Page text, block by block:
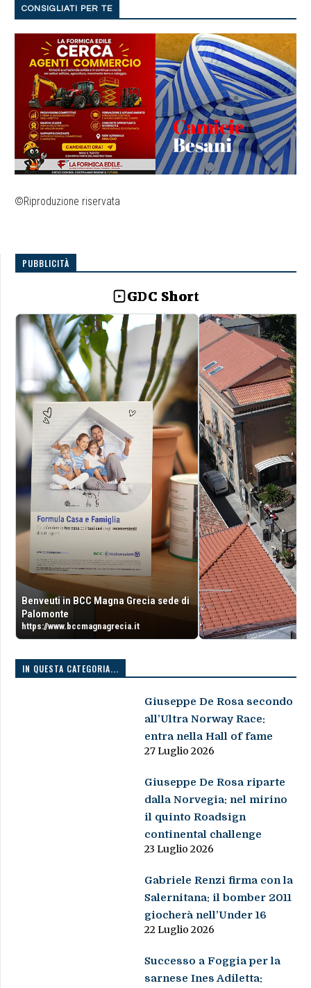
CONSIGLIATI PER TE
©Riproduzione riservata
PUBBLICITÀ
GDC Short
Benveuti in BCC Magna Grecia sede di
Palomonte
https://www.bccmagnagrecia.it
IN QUESTA CATEGORIA...
Giuseppe De Rosa secondo
all’Ultra Norway Race:
entra nella Hall of fame
27 Luglio 2026
Giuseppe De Rosa riparte
dalla Norvegia: nel mirino
il quinto Roadsign
continental challenge
23 Luglio 2026
Gabriele Renzi firma con la
Salernitana: il bomber 2011
giocherà nell’Under 16
22 Luglio 2026
Successo a Foggia per la
sarnese Ines Adiletta: